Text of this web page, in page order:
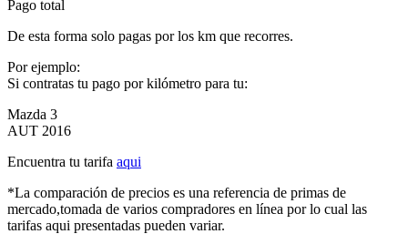
Pago total
De esta forma solo pagas por los km que recorres.
Por ejemplo:
Si contratas tu pago por kilómetro para tu:
Mazda 3
AUT 2016
Encuentra tu tarifa aqui
*La comparación de precios es una referencia de primas de
mercado,tomada de varios compradores en línea por lo cual las
tarifas aqui presentadas pueden variar.